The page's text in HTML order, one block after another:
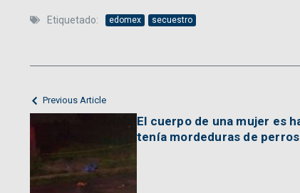
Etiquetado: edomex secuestro
Previous Article
El cuerpo de una mujer es
tenía mordeduras de perros